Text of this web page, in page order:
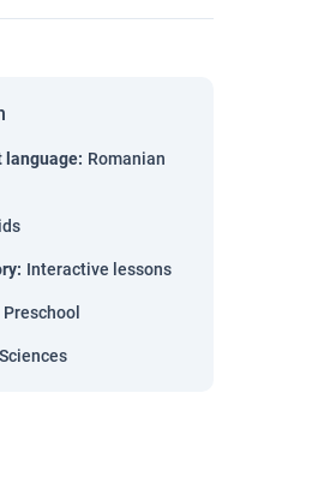
language: Romanian
: Interactive lessons
Preschool
Sciences